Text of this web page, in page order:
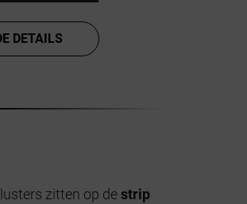
DETAILS
zitten op destrip